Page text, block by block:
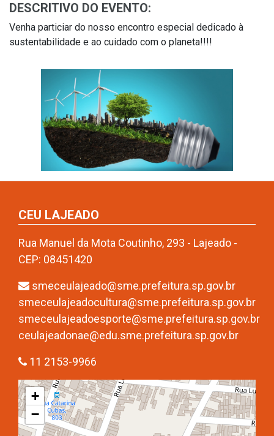
DESCRITIVO DO EVENTO:
Venha particiar do nosso encontro especial dedicado à
sustentabilidade e ao cuidado com o planeta!!!!
CEU LAJEADO
Rua Manuel da Mota Coutinho, 293 - Lajeado -
CEP: 08451420
smeceulajeado@sme.prefeitura.sp.gov.br
smeceulajeadocultura@sme.prefeitura.sp.gov.br
smeceulajeadoesporte@sme.prefeitura.sp.gov.br
ceulajeadonae@edu.sme.prefeitura.sp.gov.br
11 2153-9966
+
−